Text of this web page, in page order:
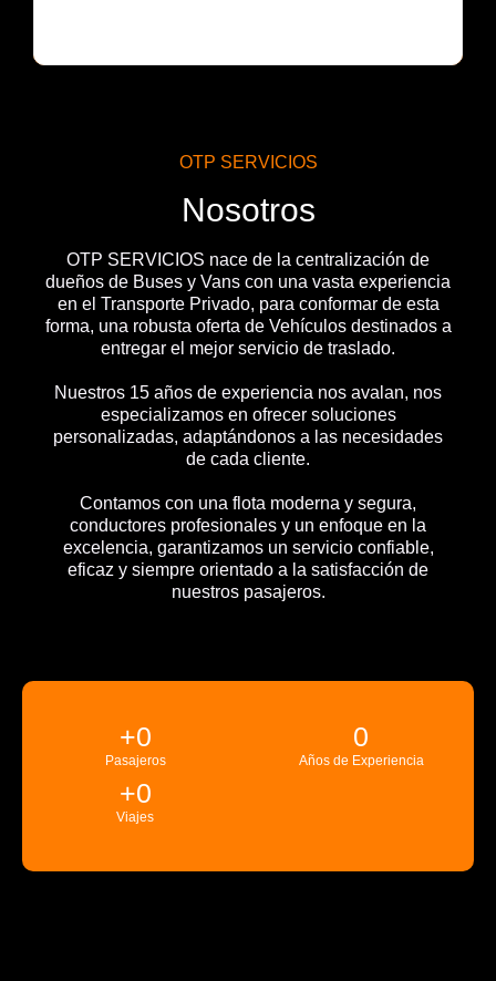
OTP SERVICIOS
Nosotros
OTP SERVICIOS nace de la centralización de
dueños de Buses y Vans con una vasta experiencia
en el Transporte Privado, para conformar de esta
forma, una robusta oferta de Vehículos destinados a
entregar el mejor servicio de traslado.
Nuestros 15 años de experiencia nos avalan, nos
especializamos en ofrecer soluciones
personalizadas, adaptándonos a las necesidades
de cada cliente.
Contamos con una flota moderna y segura,
conductores profesionales y un enfoque en la
excelencia, garantizamos un servicio confiable,
eficaz y siempre orientado a la satisfacción de
nuestros pasajeros.
Pasajeros
+0
Años de Experiencia
0
Viajes
+0